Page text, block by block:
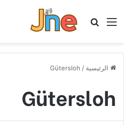
القائمة بحث عن
الرئيسية /
Gütersloh
Gütersloh